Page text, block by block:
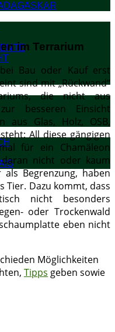
im Terrarium
Bau oder Kauf erst
sind mit „Rückwand“
die nicht aus
besseren Einsicht
aus Glas, Holz, OSB,
All diese gängigen
für ein Chamäleon
nicht oder kaum
Begrenzung, haben
Tier. Dazu kommt, dass
nicht besonders
oder Trockenwald
eben nicht
Möglichkeiten
Tipps geben sowie